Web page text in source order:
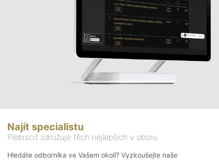
Najít specialistu
Plebiscit sdružuje těch nejlepších v oboru
Hledáte odborníka ve Vašem okolí? Vyzkoušejte naše